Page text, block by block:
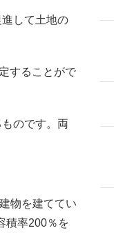
して土地の
することがで
のです。両
物を建ててい
積率200％を